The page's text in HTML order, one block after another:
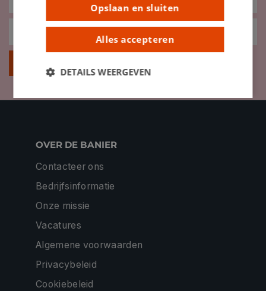
OVER DE BANIER
Contacteer ons
Bedrijfsinformatie
Onze missie
Vacatures
Algemene voorwaarden
Privacybeleid
Cookiebeleid
Opslaan en sluiten
Alles accepteren
DETAILS WEERGEVEN